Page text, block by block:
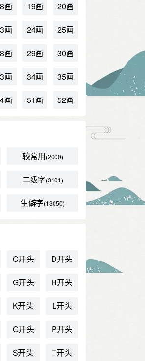
画 19画 20画
画 24画 25画
画 29画 30画
画 34画 35画
画 51画 52画
较常用(2000)
二级字(3101)
生僻字(13050)
C开头 D开头
G开头 H开头
K开头 L开头
O开头 P开头
S开头 T开头